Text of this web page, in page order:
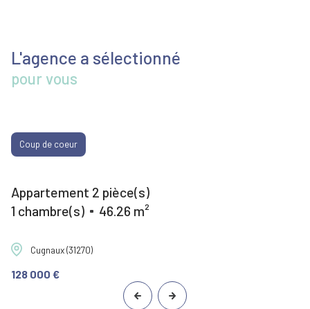
L'agence a sélectionné
pour vous
Coup de coeur
Appartement 2 pièce(s)
1 chambre(s)
46.26 m²
Cugnaux (31270)
128 000 €